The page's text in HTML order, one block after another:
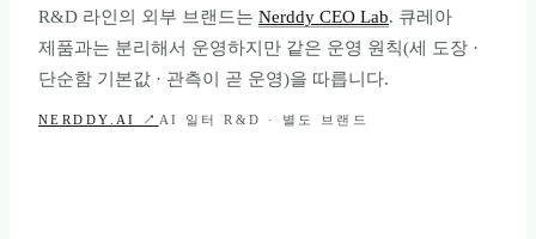
R&D 라인의 외부 브랜드는 Nerddy CEO Lab. 큐레아
제품과는 분리해서 운영하지만 같은 운영 원칙(세 도장 ·
단순함 기본값 · 관측이 곧 운영)을 따릅니다.
NERDDY.AI ↗ AI 일터 R&D · 별도 브랜드